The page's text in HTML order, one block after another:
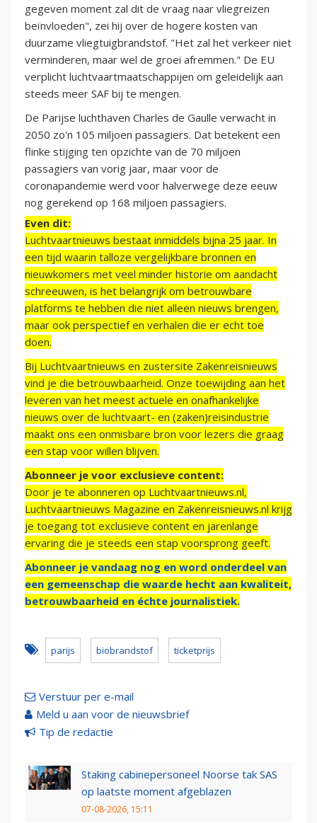
gegeven moment zal dit de vraag naar vliegreizen
beïnvloeden", zei hij over de hogere kosten van
duurzame vliegtuigbrandstof. "Het zal het verkeer niet
verminderen, maar wel de groei afremmen." De EU
verplicht luchtvaartmaatschappijen om geleidelijk aan
steeds meer SAF bij te mengen.
De Parijse luchthaven Charles de Gaulle verwacht in
2050 zo'n 105 miljoen passagiers. Dat betekent een
flinke stijging ten opzichte van de 70 miljoen
passagiers van vorig jaar, maar voor de
coronapandemie werd voor halverwege deze eeuw
nog gerekend op 168 miljoen passagiers.
Even dit:
Luchtvaartnieuws bestaat inmiddels bijna 25 jaar. In
een tijd waarin talloze vergelijkbare bronnen en
nieuwkomers met veel minder historie om aandacht
schreeuwen, is het belangrijk om betrouwbare
platforms te hebben die niet alleen nieuws brengen,
maar ook perspectief en verhalen die er echt toe
doen.
Bij Luchtvaartnieuws en zustersite Zakenreisnieuws
vind je die betrouwbaarheid. Onze toewijding aan het
leveren van het meest actuele en onafhankelijke
nieuws over de luchtvaart- en (zaken)reisindustrie
maakt ons een onmisbare bron voor lezers die graag
een stap voor willen blijven.
Abonneer je voor exclusieve content:
Door je te abonneren op Luchtvaartnieuws.nl,
Luchtvaartnieuws Magazine en Zakenreisnieuws.nl krijg
je toegang tot exclusieve content en jarenlange
ervaring die je steeds een stap voorsprong geeft.
Abonneer je vandaag nog en word onderdeel van
een gemeenschap die waarde hecht aan kwaliteit,
betrouwbaarheid en échte journalistiek.
parijs biobrandstof ticketprijs
Verstuur per e-mail
Meld u aan voor de nieuwsbrief
Tip de redactie
Staking cabinepersoneel Noorse tak SAS
op laatste moment afgeblazen
07-08-2026, 15:11